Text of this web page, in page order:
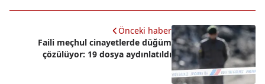
Önceki haber
Faili meçhul cinayetlerde düğüm
çözülüyor: 19 dosya aydınlatıldı